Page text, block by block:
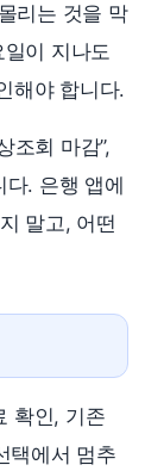
리는 것을 막
이 지나도
해야 합니다.
조회 마감”,
다. 은행 앱에
말고, 어떤
확인, 기존
택에서 멈추